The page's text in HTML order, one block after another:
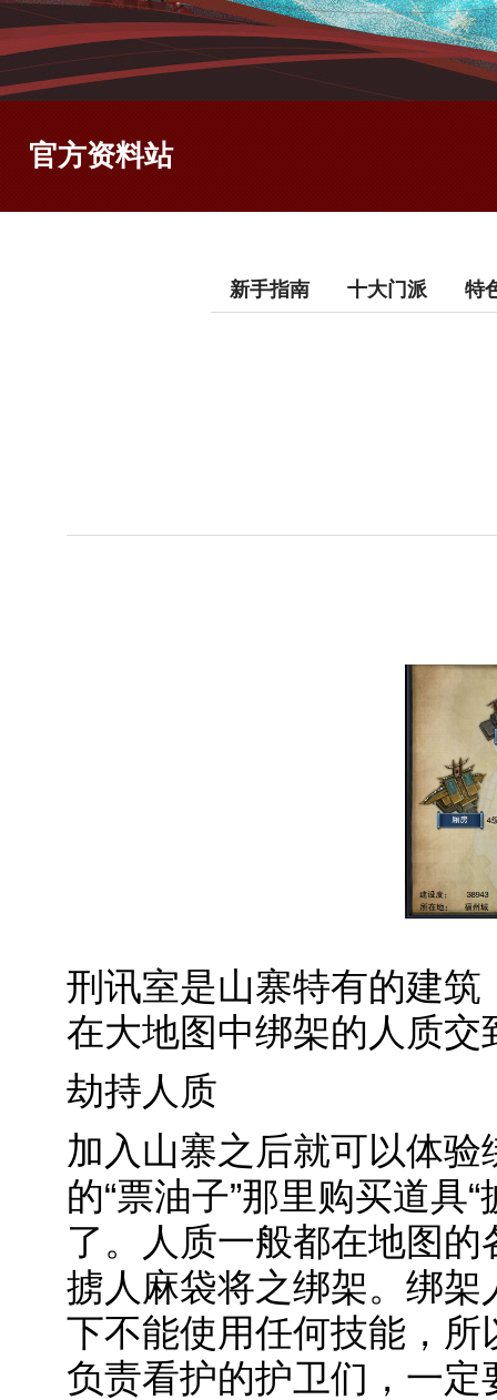
官方资料站
新手指南 十大门派 特
刑讯室是山寨特有的建
在大地图中绑架的人质交
劫持人质
加入山寨之后就可以体
的“票油子”那里购买道具
了。人质一般都在地图
掳人麻袋将之绑架。绑
下不能使用任何技能，
负责看护的护卫们，一